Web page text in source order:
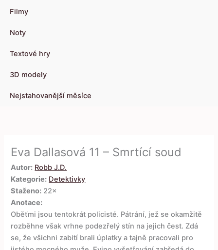
Filmy
Noty
Textové hry
3D modely
Nejstahovanější měsíce
Eva Dallasová 11 – Smrtící soud
Autor: Robb J.D.
Kategorie: Detektivky
Staženo: 22×
Anotace:
Oběťmi jsou tentokrát policisté. Pátrání, jež se okamžitě
rozběhne však vrhne podezřelý stín na jejich čest. Zdá
se, že všichni zabití brali úplatky a tajně pracovali pro